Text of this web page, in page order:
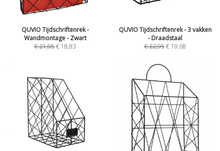
QUVIO Tijdschriftenrek -
Wandmontage - Zwart
€21,95 € 18,83
QUVIO Tijdschriftenrek - 3 vakken
- Draadstaal
€22,95 € 19,68